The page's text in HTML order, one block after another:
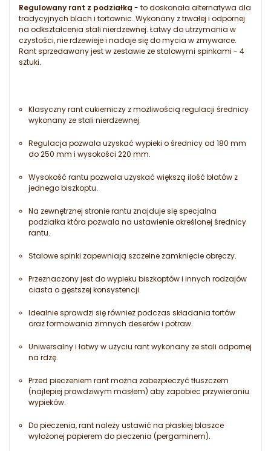
Regulowany rant z podziałką - to doskonała alternatywa dla
tradycyjnych blach i tortownic. Wykonany z trwałej i odpornej
na odkształcenia stali nierdzewnej. Łatwy do utrzymania w
czystości, nie rdzewieje i nadaje się do mycia w zmywarce.
Rant sprzedawany jest w zestawie ze stalowymi spinkami - 4
sztuki.
Klasyczny rant cukierniczy z możliwością regulacji średnicy
wykonany ze stali nierdzewnej.
Regulacja pozwala uzyskać wypieki o średnicy od 180 mm
do 250 mm i wysokości 220 mm.
Wysokość rantu pozwala uzyskać większą ilość blatów z
jednego biszkoptu.
Na zewnętrznej stronie rantu znajduje się specjalna
podziałka która pozwala na ustawienie określonej średnicy
rantu.
Stalowe spinki zapewniają szczelne zamknięcie obręczy.
Przeznaczony jest do wypieku biszkoptów i innych rodzajów
ciasta o gęstszej konsystencji.
Idealnie sprawdzi się również podczas składania tortów
oraz formowania zimnych deserów i potraw.
Uniwersalny i łatwy w użyciu rant wykonany ze stali odpornej
na rdzę.
Przed pieczeniem rant można zabezpieczyć tłuszczem
(najlepiej prawdziwym masłem) aby zapobiec przywieraniu
wypieków.
Do pieczenia, rant należy ustawić na płaskiej blaszce
wyłożonej papierem do pieczenia (pergaminem).